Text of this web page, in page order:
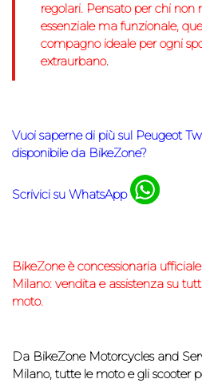
regolari. Pensato per chi non
essenziale ma funzionale,
compagno ideale per ogni
extraurbano.
Vuoi saperne di più sul Peugeot
disponibile da BikeZone?
Scrivici su WhatsApp
BikeZoneè concessionaria
Milano: vendita e assistenza su
moto.
Da BikeZone Motorcycles and
Milano, tutte le moto e gli scooter